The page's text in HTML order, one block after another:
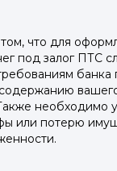
что для
под залог ПТС
банка
необходимо
или потерю